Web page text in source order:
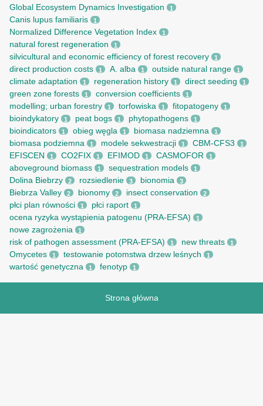
Global Ecosystem Dynamics Investigation 1
Canis lupus familiaris 1
Normalized Difference Vegetation Index 1
natural forest regeneration 1
silvicultural and economic efficiency of forest recovery 1
direct production costs 1 A. alba 1 outside natural range 1
climate adaptation 1 regeneration history 1 direct seeding 1
green zone forests 1 conversion coefficients 1
modelling; urban forestry 1 torfowiska 1 fitopatogeny 1
bioindykatory 1 peat bogs 1 phytopathogens 1
bioindicators 1 obieg węgla 1 biomasa nadziemna 1
biomasa podziemna 1 modele sekwestracji 1 CBM-CFS3 1
EFISCEN 1 CO2FIX 1 EFIMOD 1 CASMOFOR 1
aboveground biomass 1 sequestration models 1
Dolina Biebrzy 2 rozsiedlenie 3 bionomia 3
Biebrza Valley 2 bionomy 2 insect conservation 2
płci plan równości 1 płci raport 1
ocena ryzyka wystąpienia patogenu (PRA-EFSA) 1
nowe zagrożenia 1
risk of pathogen assessment (PRA-EFSA) 1 new threats 1
Omycetes 1 testowanie potomstwa drzew leśnych 1
wartość genetyczna 1 fenotyp 1
Strona główna